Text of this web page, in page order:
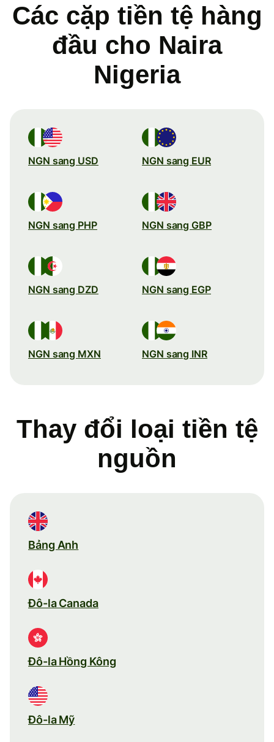
Các cặp tiền tệ hàng
đầu cho Naira
Nigeria
NGN sang USD NGN sang EUR
NGN sang PHP NGN sang GBP
NGN sang DZD NGN sang EGP
NGN sang MXN NGN sang INR
Thay đổi loại tiền tệ
nguồn
Bảng Anh
Đô-la Canada
Đô-la Hồng Kông
Đô-la Mỹ